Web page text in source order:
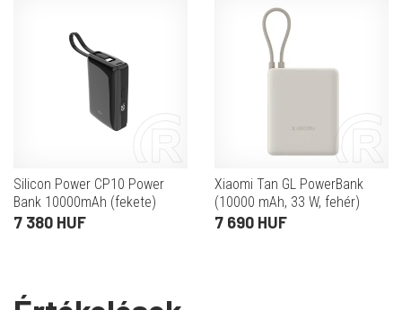
Silicon Power CP10 Power
Bank 10000mAh (fekete)
7 380 HUF
Xiaomi Tan GL PowerBank
(10000 mAh, 33 W, fehér)
7 690 HUF